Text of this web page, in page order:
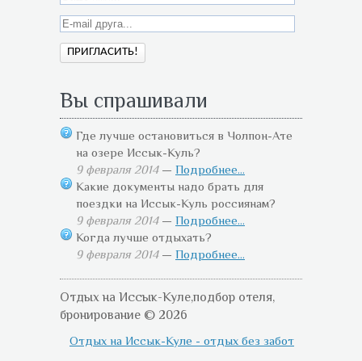
Вы спрашивали
Где лучше остановиться в Чолпон-Ате
на озере Иссык-Куль?
9 февраля 2014— Подробнее...
Какие документы надо брать для
поездки на Иссык-Куль россиянам?
9 февраля 2014— Подробнее...
Когда лучше отдыхать?
9 февраля 2014— Подробнее...
Отдых на Иссык-Куле,подбор отеля,
бронирование © 2026
Отдых на Иссык-Куле - отдых без забот